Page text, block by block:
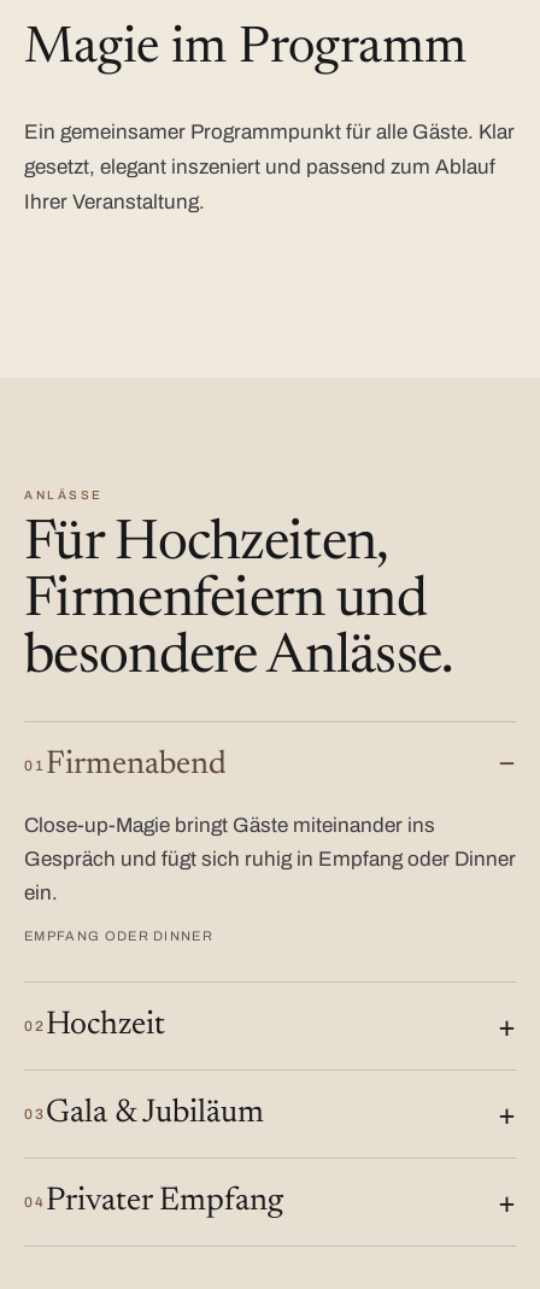
Magie im Programm
Ein gemeinsamer Programmpunkt für alle Gäste. Klar
gesetzt, elegant inszeniert und passend zum Ablauf
Ihrer Veranstaltung.
ANLÄSSE
Für Hochzeiten,
Firmenfeiern und
besondere Anlässe.
01 Firmenabend
Close-up-Magie bringt Gäste miteinander ins
Gespräch und fügt sich ruhig in Empfang oder Dinner
ein.
EMPFANG ODER DINNER
02 Hochzeit
03 Gala & Jubiläum
04 Privater Empfang